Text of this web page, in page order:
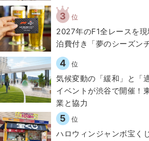
3 位
2027年のF1全レースを
泊費付き「夢のシーズン
4 位
気候変動の「緩和」と「
イベントが渋谷で開催！
業と協力
5 位
ハロウィンジャンボ宝く